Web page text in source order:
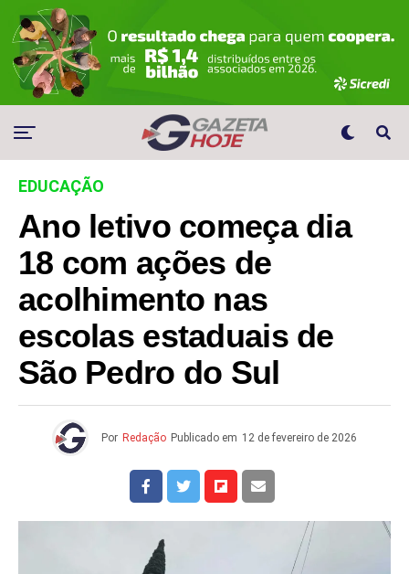
EDUCAÇÃO
Ano letivo começa dia
18 com ações de
acolhimento nas
escolas estaduais de
São Pedro do Sul
Por Redação Publicado em 12 de fevereiro de 2026